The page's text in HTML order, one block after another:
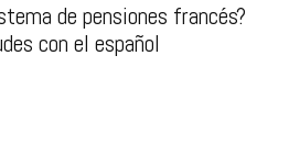
de pensiones francés?
con el español